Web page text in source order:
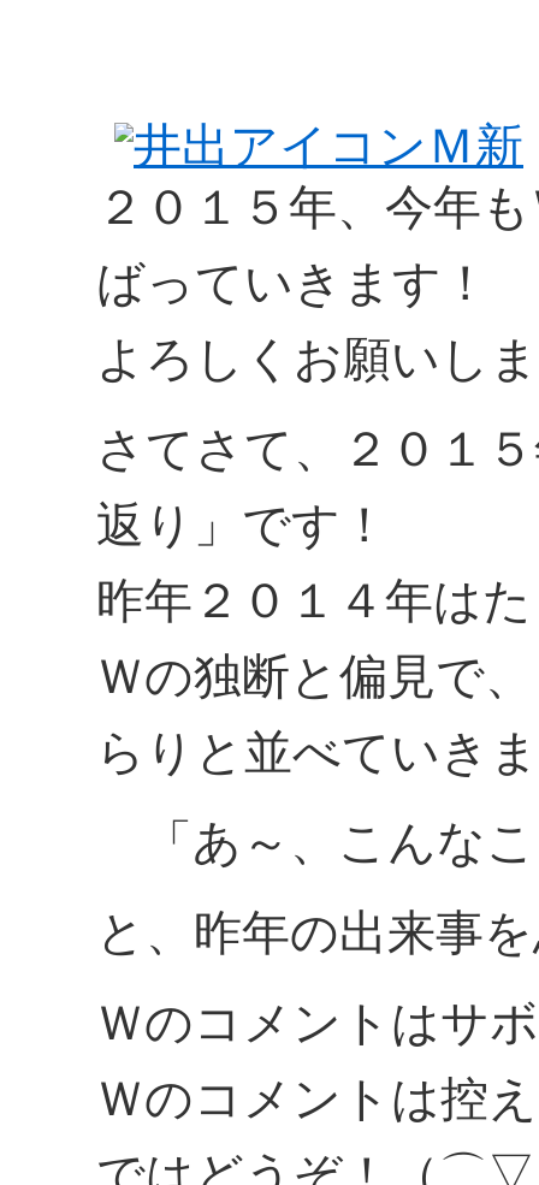
２０１５年、今年
ばっていきます！
よろしくお願いし
さてさて、２０１
返り」です！
昨年２０１４年は
Ｗの独断と偏見で
らりと並べていき
「あ～、こんな
と、昨年の出来事
Ｗのコメントはサ
Ｗのコメントは控